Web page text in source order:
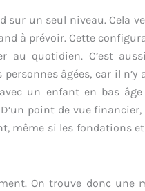
sur un seul niveau. Cela
à prévoir. Cette
au quotidien. C’est
âgées, car il n’y
un enfant en bas
point de vue
même si les fondations
On trouve donc une